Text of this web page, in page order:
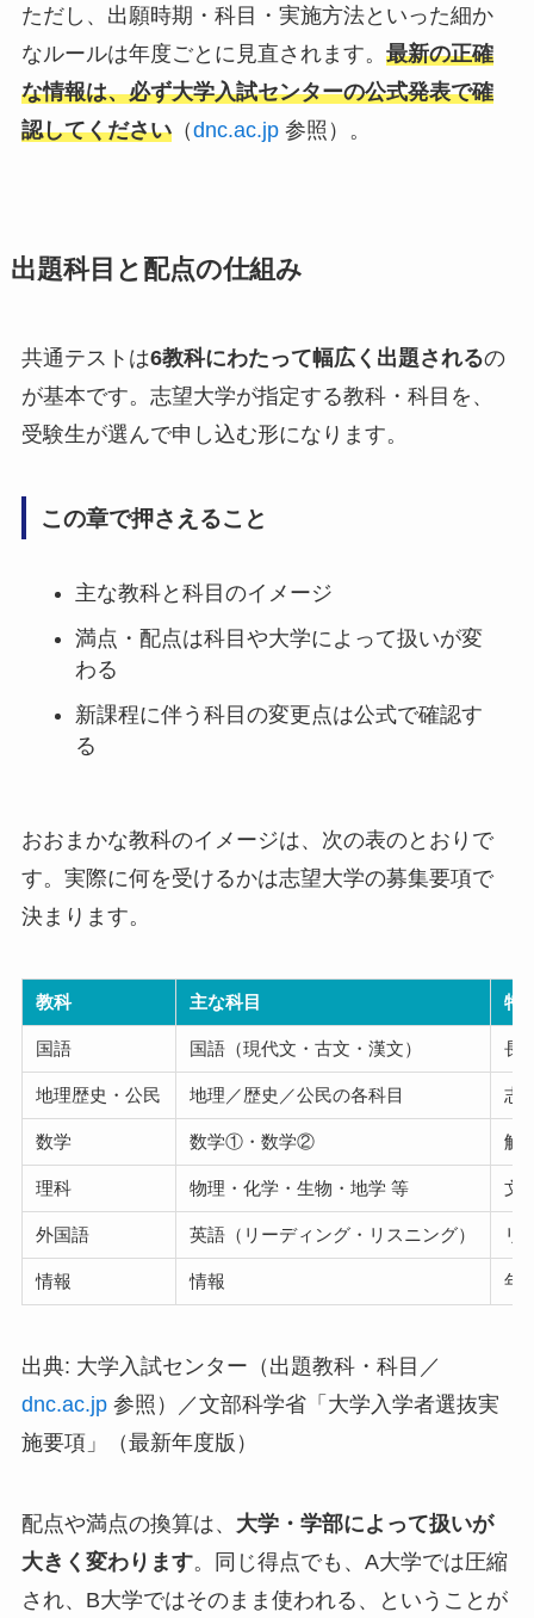
ただし、出願時期・科目・実施方法といった細か
なルールは年度ごとに見直されます。 最新の正確
な情報は、必ず大学入試センターの公式発表で確
認してください（dnc.ac.jp参照）。
出題科目と配点の仕組み
共通テストは6教科にわたって幅広く出題されるの
が基本です。志望大学が指定する教科・科目を、
受験生が選んで申し込む形になります。
この章で押さえること
主な教科と科目のイメージ
満点・配点は科目や大学によって扱いが変
わる
新課程に伴う科目の変更点は公式で確認す
る
おおまかな教科のイメージは、次の表のとおりで
す。実際に何を受けるかは志望大学の募集要項で
決まります。
教科 主な科目 特
国語 国語（現代文・古文・漢文） 長
地理歴史・公民 地理／歴史／公民の各科目 志
数学 数学①・数学② 解
理科 物理・化学・生物・地学 等 文
外国語 英語（リーディング・リスニング） リ
情報 情報 年
出典: 大学入試センター（出題教科・科目／
dnc.ac.jp参照）／文部科学省「大学入学者選抜実
施要項」（最新年度版）
配点や満点の換算は、 大学・学部によって扱いが
大きく変わります。同じ得点でも、A大学では圧縮
され、B大学ではそのまま使われる、ということが